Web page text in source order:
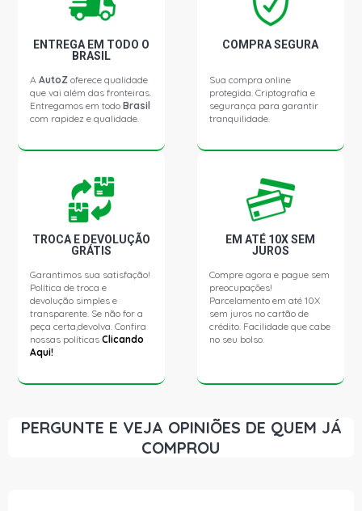
ESCORT GUARUJA HATCH 1.8 8V AP (1989 - 1993)
ESCORT XR3 HATCH 2.0 8V AP (1993 - 1996)
VERONA GLX SEDAN 1.8 8V AP (1990 - 1996)
APOLLO GL SEDAN 1.8 8V AP (1990 - 1992)
APOLLO GLS SEDAN 1.8 8V AP (1990 - 1992)
APOLLO VIP SEDAN 1.8 8V AP (1990 - 1992)
ENTREGA EM TODO O
BRASIL
AAutoZ oferece qualidade
que vai além das fronteiras.
Entregamos em todoBrasil
com rapidez e qualidade.
COMPRA SEGURA
Sua compra online
protegida. Criptografia e
segurança para garantir
tranquilidade.
TROCA E DEVOLUÇÃO
GRÁTIS
Garantimos sua satisfação!
Política de troca e
devolução simples e
transparente. Se não for a
peça certa,devolva. Confira
nossas políticasClicando
Aqui!
EM ATÉ 10X SEM
JUROS
Compre agora e pague sem
preocupações!
Parcelamento em até 10X
sem juros no cartão de
crédito. Facilidade que cabe
no seu bolso.
PERGUNTE E VEJA OPINIÕES DE QUEM JÁ
COMPROU